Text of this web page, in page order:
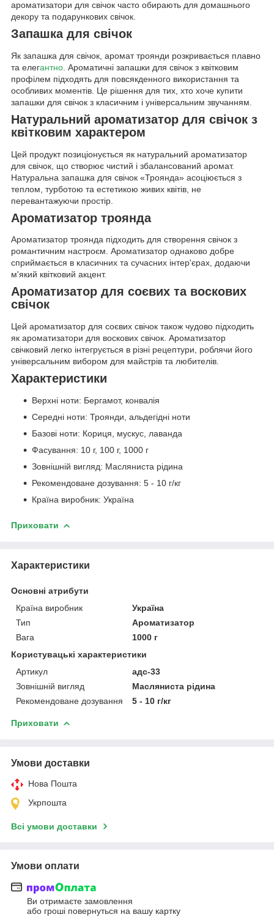
ароматизатори для свічок часто обирають для домашнього
декору та подарункових свічок.
Запашка для свічок
Як запашка для свічок, аромат троянди розкривається плавно
та елегантно . Ароматичні запашки для свічок з квітковим
профілем підходять для повсякденного використання та
особливих моментів. Це рішення для тих, хто хоче купити
запашки для свічок з класичним і універсальним звучанням.
Натуральний ароматизатор для свічок з
квітковим характером
Цей продукт позиціонується як натуральний ароматизатор
для свічок, що створює чистий і збалансований аромат.
Натуральна запашка для свічок «Троянда» асоціюється з
теплом, турботою та естетикою живих квітів, не
перевантажуючи простір.
Ароматизатор троянда
Ароматизатор троянда підходить для створення свічок з
романтичним настроєм. Ароматизатор однаково добре
сприймається в класичних та сучасних інтер'єрах, додаючи
м'який квітковий акцент.
Ароматизатор для соєвих та воскових
свічок
Цей ароматизатор для соєвих свічок також чудово підходить
як ароматизатори для воскових свічок. Ароматизатор
свічковий легко інтегрується в різні рецептури, роблячи його
універсальним вибором для майстрів та любителів.
Характеристики
Верхні ноти: Бергамот, конвалія
Середні ноти: Троянди, альдегідні ноти
Базові ноти: Кориця, мускус, лаванда
Фасування: 10 г, 100 г, 1000 г
Зовнішній вигляд: Масляниста рідина
Рекомендоване дозування: 5 - 10 г/кг
Країна виробник: Україна
Приховати
Характеристики
Основні атрибути
Країна виробник
Україна
Тип
Ароматизатор
Вага
1000 г
Користувацькі характеристики
Артикул
адс-33
Зовнішній вигляд
Масляниста рідина
Рекомендоване дозування
5 - 10 г/кг
Приховати
Умови доставки
Нова Пошта
Укрпошта
Всі умови доставки
Умови оплати
Ви отримаєте замовлення
або гроші повернуться на вашу картку